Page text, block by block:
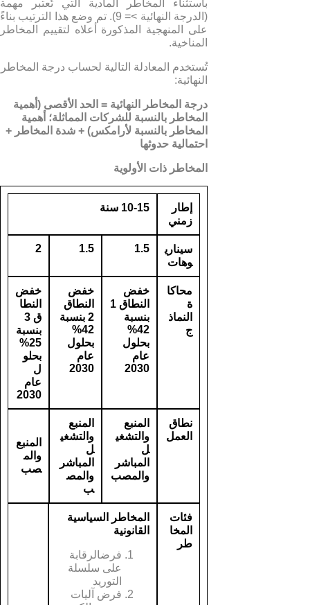
باستثناء المخاطر المادية التي تُعتبر مهمة
(الدرجة النهائية >= 9). تم وضع هذا الترتيب بناءً
على المنهجية المذكورة أعلاه لتقييم المخاطر
المناخية.
تُستخدم المعادلة التالية لحساب درجة المخاطر
النهائية:
درجة المخاطر النهائية = الحد الأقصى (أهمية
المخاطر بالنسبة للشركات المماثلة؛ أهمية
المخاطر بالنسبة لأرامكس) + شدة المخاطر +
احتمالية حدوثها
المخاطر ذات الأولوية
إطار
زمني
10-15 سنة
سيناري
وهات
1.5
1.5
2
محاكا
ة
النماذ
ج
خفض
النطاق 1
بنسبة
42%
بحلول
عام
2030
خفض
النطاق
2 بنسبة
42%
بحلول
عام
2030
خفض
النطا
ق 3
بنسبة
25%
بحلو
ل
عام
2030
نطاق
العمل
المنبع
والتشغي
ل
المباشر
والمصب
المنبع
والتشغي
ل
المباشر
والمص
ب
المنبع
والم
صب
فئات
المخا
طر
المخاطر السياسية
القانونية
فرضالرقابة
على سلسلة
التوريد
فرض آليات